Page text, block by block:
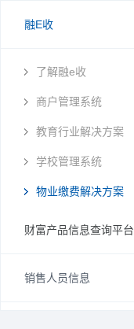
融E收
了解融e收
商户管理系统
教育行业解决方案
学校管理系统
物业缴费解决方案
财富产品信息查询平台
销售人员信息